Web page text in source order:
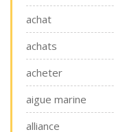
achat
achats
acheter
aigue marine
alliance